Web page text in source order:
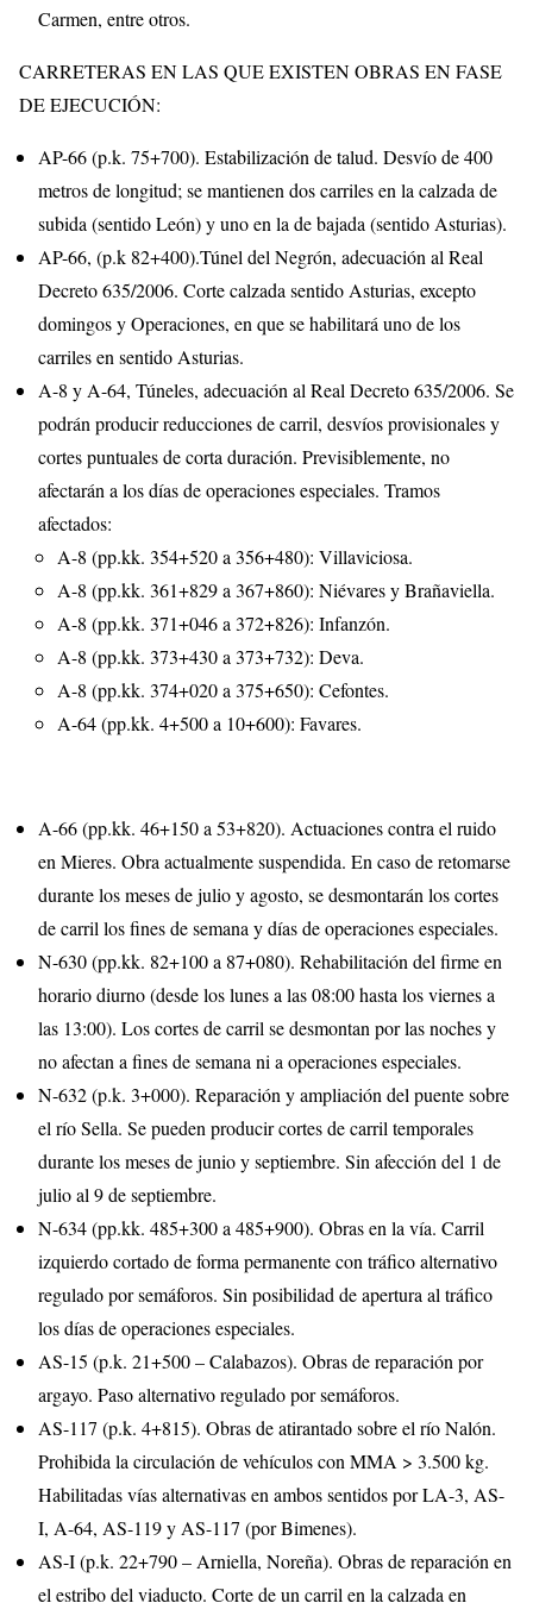
Carmen, entre otros.
CARRETERAS EN LAS QUE EXISTEN OBRAS EN FASE
DE EJECUCIÓN:
AP-66 (p.k. 75+700). Estabilización de talud. Desvío de 400
metros de longitud; se mantienen dos carriles en la calzada de
subida (sentido León) y uno en la de bajada (sentido Asturias).
AP-66, (p.k 82+400).Túnel del Negrón, adecuación al Real
Decreto 635/2006. Corte calzada sentido Asturias, excepto
domingos y Operaciones, en que se habilitará uno de los
carriles en sentido Asturias.
A-8 y A-64, Túneles, adecuación al Real Decreto 635/2006. Se
podrán producir reducciones de carril, desvíos provisionales y
cortes puntuales de corta duración. Previsiblemente, no
afectarán a los días de operaciones especiales. Tramos
afectados:
A-8 (pp.kk. 354+520 a 356+480): Villaviciosa.
A-8 (pp.kk. 361+829 a 367+860): Niévares y Brañaviella.
A-8 (pp.kk. 371+046 a 372+826): Infanzón.
A-8 (pp.kk. 373+430 a 373+732): Deva.
A-8 (pp.kk. 374+020 a 375+650): Cefontes.
A-64 (pp.kk. 4+500 a 10+600): Favares.
A-66 (pp.kk. 46+150 a 53+820). Actuaciones contra el ruido
en Mieres. Obra actualmente suspendida. En caso de retomarse
durante los meses de julio y agosto, se desmontarán los cortes
de carril los fines de semana y días de operaciones especiales.
N-630 (pp.kk. 82+100 a 87+080). Rehabilitación del firme en
horario diurno (desde los lunes a las 08:00 hasta los viernes a
las 13:00). Los cortes de carril se desmontan por las noches y
no afectan a fines de semana ni a operaciones especiales.
N-632 (p.k. 3+000). Reparación y ampliación del puente sobre
el río Sella. Se pueden producir cortes de carril temporales
durante los meses de junio y septiembre. Sin afección del 1 de
julio al 9 de septiembre.
N-634 (pp.kk. 485+300 a 485+900). Obras en la vía. Carril
izquierdo cortado de forma permanente con tráfico alternativo
regulado por semáforos. Sin posibilidad de apertura al tráfico
los días de operaciones especiales.
AS-15 (p.k. 21+500 – Calabazos). Obras de reparación por
argayo. Paso alternativo regulado por semáforos.
AS-117 (p.k. 4+815). Obras de atirantado sobre el río Nalón.
Prohibida la circulación de vehículos con MMA > 3.500 kg.
Habilitadas vías alternativas en ambos sentidos por LA-3, AS-
I, A-64, AS-119 y AS-117 (por Bimenes).
AS-I (p.k. 22+790 – Arniella, Noreña). Obras de reparación en
el estribo del viaducto. Corte de un carril en la calzada en